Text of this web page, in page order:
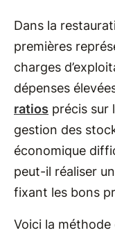
Dans la
premières
charges
dépenses
ratios précis sur
gestion des
économique
peut-il réaliser
fixant les bons
Voici la